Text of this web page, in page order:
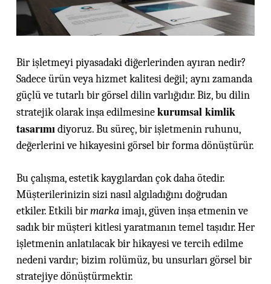
Bir işletmeyi piyasadaki diğerlerinden ayıran nedir?
Sadece ürün veya hizmet kalitesi değil; aynı zamanda
güçlü ve tutarlı bir görsel dilin varlığıdır. Biz, bu dilin
stratejik olarak inşa edilmesinekurumsal kimlik
tasarımıdiyoruz. Bu süreç, bir işletmenin ruhunu,
değerlerini ve hikayesini görsel bir forma dönüştürür.
Bu çalışma, estetik kaygılardan çok daha ötedir.
Müşterilerinizin sizi nasıl algıladığını doğrudan
etkiler. Etkili birmarkaimajı, güven inşa etmenin ve
sadık bir müşteri kitlesi yaratmanın temel taşıdır. Her
işletmenin anlatılacak bir hikayesi ve tercih edilme
nedeni vardır; bizim rolümüz, bu unsurları görsel bir
stratejiye dönüştürmektir.